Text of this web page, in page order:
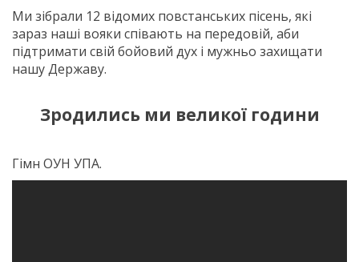
Ми зібрали 12 відомих повстанських пісень, які
зараз наші вояки співають на передовій, аби
підтримати свій бойовий дух і мужньо захищати
нашу Державу.
Зродились ми великої години
Гімн ОУН УПА.